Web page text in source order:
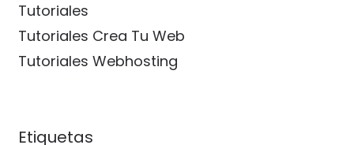
Tutoriales
Tutoriales Crea Tu Web
Tutoriales Webhosting
Etiquetas